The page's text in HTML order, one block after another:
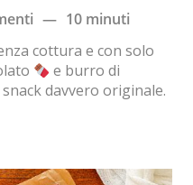
— 10 minuti
cottura e con solo
e burro di
davvero originale.